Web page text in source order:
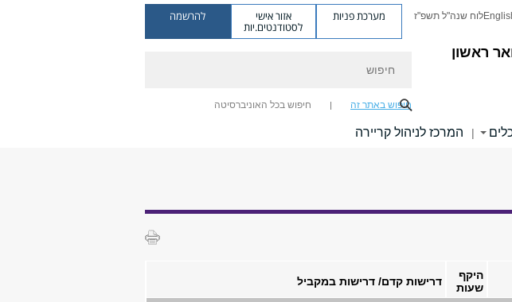
ראשון
לוח שנה"ל תשפ"ז מערכת פניות אזור אישי
לסטודנטים.יות
להרשמה
חיפוש באתר זה חיפוש בכל האוניברסיטה
| המרכז לניהול קריירה
היקף
שעות
דרישות קדם/ דרישות במקביל